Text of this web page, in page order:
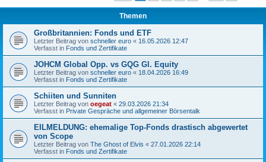
Themen
Großbritannien: Fonds und ETF
Letzter Beitrag von schneller euro « 16.05.2026 12:47
Verfasst in Fonds und Zertifikate
JOHCM Global Opp. vs GQG Gl. Equity
Letzter Beitrag von schneller euro « 18.04.2026 16:49
Verfasst in Fonds und Zertifikate
Schiiten und Sunniten
Letzter Beitrag von oegeat « 29.03.2026 21:34
Verfasst in Private Gespräche und allgemeiner Börsentalk
EILMELDUNG: ehemalige Top-Fonds drastisch abgewertet
von Scope
Letzter Beitrag von The Ghost of Elvis « 27.01.2026 22:14
Verfasst in Fonds und Zertifikate